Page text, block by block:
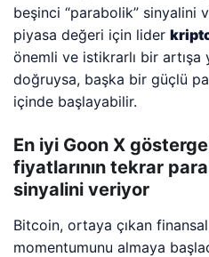
beşinci “parabolik” sinyalini
piyasa değeri için lider
önemli ve istikrarlı bir artışa
doğruysa, başka bir güçlü
içinde başlayabilir.
En iyi Goon X
fiyatlarının tekrar
sinyalini veriyor
Bitcoin, ortaya çıkan
momentumunu almaya